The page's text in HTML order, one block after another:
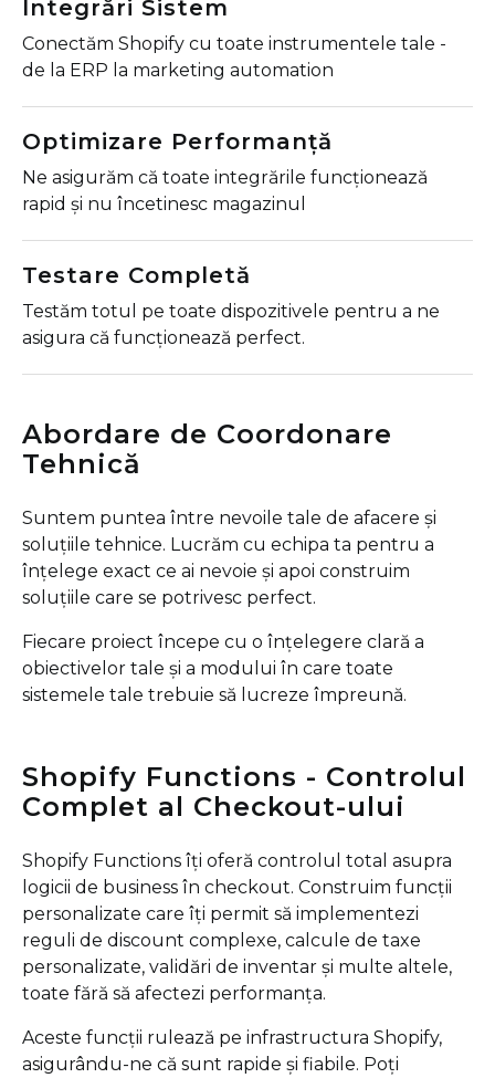
Integrări Sistem
Conectăm Shopify cu toate instrumentele tale -
de la ERP la marketing automation
Optimizare Performanță
Ne asigurăm că toate integrările funcționează
rapid și nu încetinesc magazinul
Testare Completă
Testăm totul pe toate dispozitivele pentru a ne
asigura că funcționează perfect.
Abordare de Coordonare
Tehnică
Suntem puntea între nevoile tale de afacere și
soluțiile tehnice. Lucrăm cu echipa ta pentru a
înțelege exact ce ai nevoie și apoi construim
soluțiile care se potrivesc perfect.
Fiecare proiect începe cu o înțelegere clară a
obiectivelor tale și a modului în care toate
sistemele tale trebuie să lucreze împreună.
Shopify Functions - Controlul
Complet al Checkout-ului
Shopify Functions îți oferă controlul total asupra
logicii de business în checkout. Construim funcții
personalizate care îți permit să implementezi
reguli de discount complexe, calcule de taxe
personalizate, validări de inventar și multe altele,
toate fără să afectezi performanța.
Aceste funcții rulează pe infrastructura Shopify,
asigurându-ne că sunt rapide și fiabile. Poți